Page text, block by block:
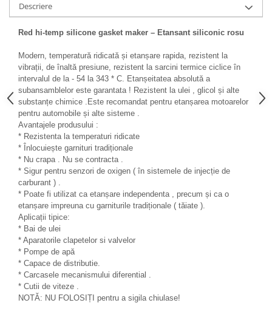
Elemente de fixare
Franghii de remorcare
Becuri auxiliare
Becuri de far
Sigurante auto
Descriere
Red hi-temp silicone gasket maker – Etansant siliconic rosu
Modern, temperatură ridicată și etanșare rapida, rezistent la
vibrații, de înaltă presiune, rezistent la sarcini termice ciclice în
intervalul de la - 54 la 343 * C. Etanșeitatea absolută a
subansamblelor este garantata ! Rezistent la ulei , glicol și alte
substanțe chimice .Este recomandat pentru etanșarea motoarelor
pentru automobile și alte sisteme .
Avantajele produsului :
* Rezistenta la temperaturi ridicate
* Înlocuiește garnituri tradiționale
* Nu crapa . Nu se contracta .
* Sigur pentru senzori de oxigen ( în sistemele de injecție de
carburant ) .
* Poate fi utilizat ca etanșare independenta , precum și ca o
etanșare impreuna cu garniturile tradiționale ( tăiate ).
Aplicații tipice:
* Bai de ulei
* Aparatorile clapetelor si valvelor
* Pompe de apă
* Capace de distributie.
* Carcasele mecanismului diferential .
* Cutii de viteze .
NOTĂ: NU FOLOSIȚI pentru a sigila chiulase!